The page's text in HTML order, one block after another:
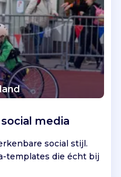
media
social stijl.
templates die écht bij